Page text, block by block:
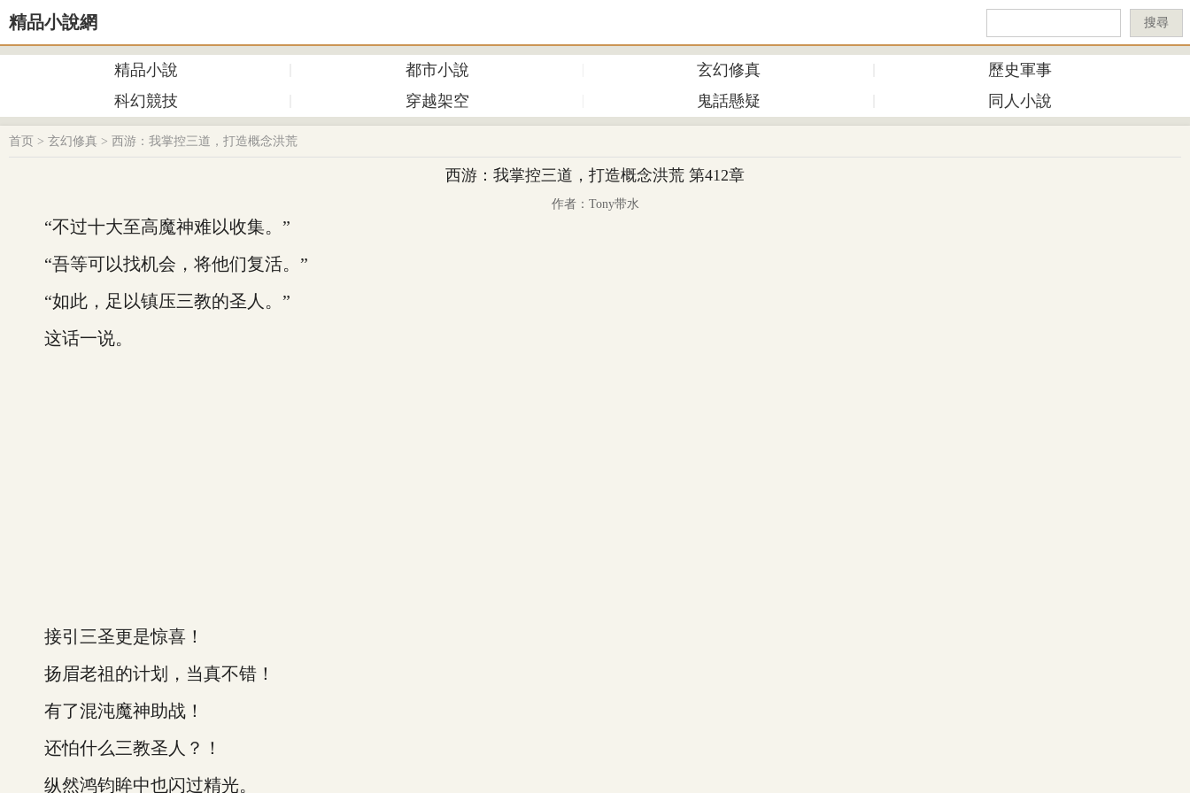
精品小說網 搜尋
精品小說 都市小說 玄幻修真
歷史軍事
科幻競技
穿越架空 鬼話懸疑 同人小說
首页 > 玄幻修真 > 西游：我掌控三道，打造概念洪荒
西游：我掌控三道，打造概念洪荒 第412章
作者：Tony带水
“不过十大至高魔神难以收集。”
“吾等可以找机会，将他们复活。”
“如此，足以镇压三教的圣人。”
这话一说。
接引三圣更是惊喜！
扬眉老祖的计划，当真不错！
有了混沌魔神助战！
还怕什么三教圣人？！
纵然鸿钧眸中也闪过精光。